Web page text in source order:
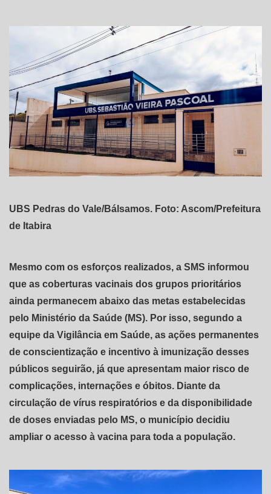
UBS Pedras do Vale/Bálsamos. Foto: Ascom/Prefeitura
de Itabira
Mesmo com os esforços realizados, a SMS informou
que as coberturas vacinais dos grupos prioritários
ainda permanecem abaixo das metas estabelecidas
pelo Ministério da Saúde (MS). Por isso, segundo a
equipe da Vigilância em Saúde, as ações permanentes
de conscientização e incentivo à imunização desses
públicos seguirão, já que apresentam maior risco de
complicações, internações e óbitos. Diante da
circulação de vírus respiratórios e da disponibilidade
de doses enviadas pelo MS, o município decidiu
ampliar o acesso à vacina para toda a população.